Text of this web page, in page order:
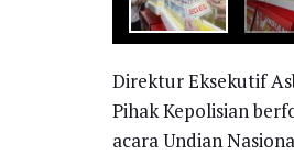
Direktur Eksekutif
Pihak Kepolisian
acara Undian